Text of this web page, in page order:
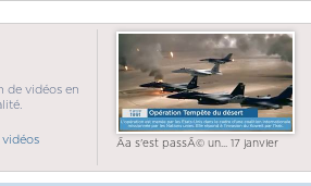
de vidéos en
vidéos Ãa s'est passÃ© un... 17 janvier